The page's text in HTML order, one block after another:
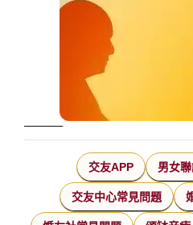
交友APP 男女
交友中心常見問題